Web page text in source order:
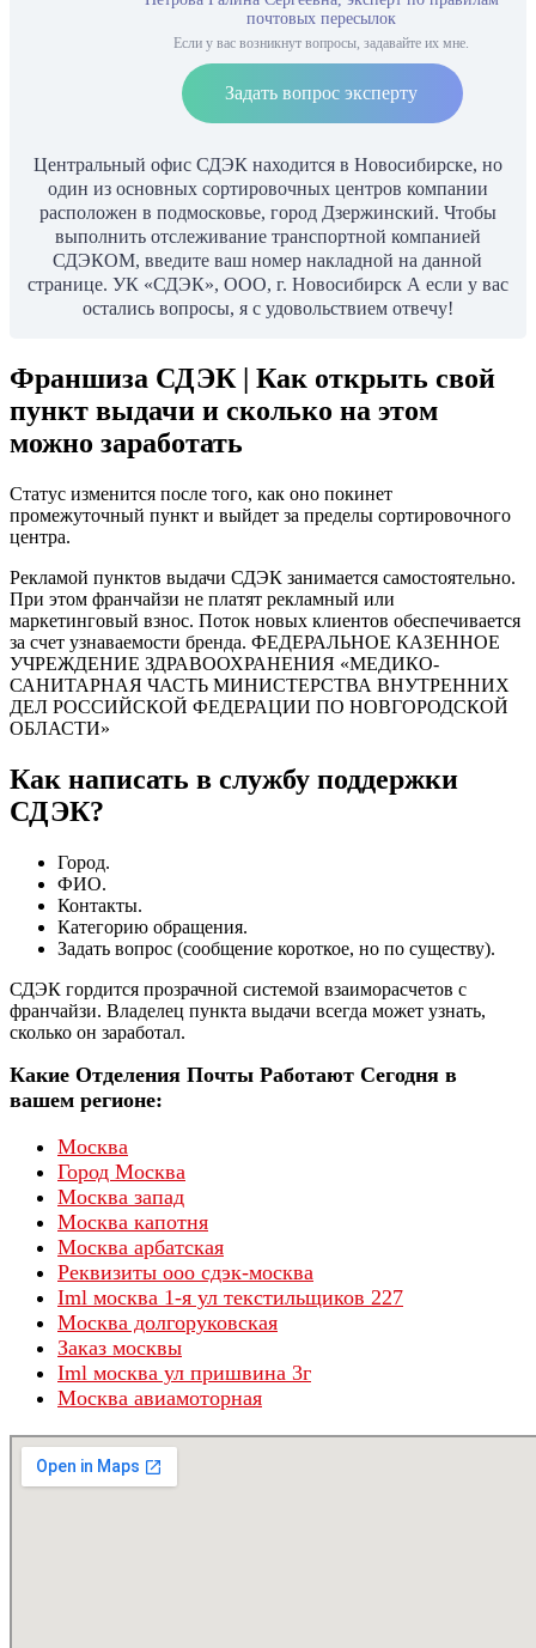
почтовых пересылок
Если у вас возникнут вопросы, задавайте их мне.
Задать вопрос эксперту
Центральный офис СДЭК находится в Новосибирске, но
один из основных сортировочных центров компании
расположен в подмосковье, город Дзержинский. Чтобы
выполнить отслеживание транспортной компанией
СДЭКОМ, введите ваш номер накладной на данной
странице. УК «СДЭК», ООО, г. Новосибирск А если у вас
остались вопросы, я с удовольствием отвечу!
Франшиза СДЭК | Как открыть свой
пункт выдачи и сколько на этом
можно заработать
Статус изменится после того, как оно покинет
промежуточный пункт и выйдет за пределы сортировочного
центра.
Рекламой пунктов выдачи СДЭК занимается самостоятельно.
При этом франчайзи не платят рекламный или
маркетинговый взнос. Поток новых клиентов обеспечивается
за счет узнаваемости бренда. ФЕДЕРАЛЬНОЕ КАЗЕННОЕ
УЧРЕЖДЕНИЕ ЗДРАВООХРАНЕНИЯ «МЕДИКО-
САНИТАРНАЯ ЧАСТЬ МИНИСТЕРСТВА ВНУТРЕННИХ
ДЕЛ РОССИЙСКОЙ ФЕДЕРАЦИИ ПО НОВГОРОДСКОЙ
ОБЛАСТИ»
Как написать в службу поддержки
СДЭК?
Город.
ФИО.
Контакты.
Категорию обращения.
Задать вопрос (сообщение короткое, но по существу).
СДЭК гордится прозрачной системой взаиморасчетов с
франчайзи. Владелец пункта выдачи всегда может узнать,
сколько он заработал.
Какие Отделения Почты Работают Сегодня в
вашем регионе:
Москва
Город Москва
Москва запад
Москва капотня
Москва арбатская
Реквизиты ооо сдэк-москва
Iml москва 1-я ул текстильщиков 227
Москва долгоруковская
Заказ москвы
Iml москва ул пришвина 3г
Москва авиамоторная